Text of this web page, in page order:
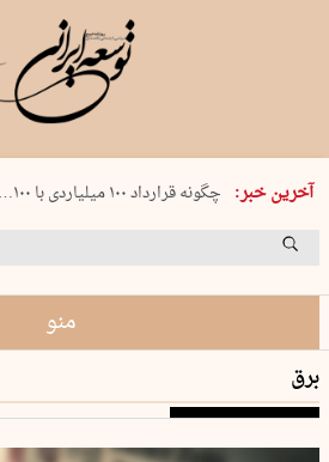
آخرین خبر:
شنبه 17 مرداد 1405 شماره 2244
چگونه قرارداد ۱۰۰ میلیاردی با ۱۰۰…
پنجره‌ای که باز نشد
منو
برق